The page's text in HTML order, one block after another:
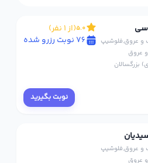
عروق,فلوشیپ
عروق
بزرگسالان
5.0(از 1 نفر)
76 نوبت رزرو شده
نوبت بگیرید
عروق,فلوشیپ
عروق